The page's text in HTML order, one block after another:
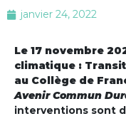
janvier 24, 2022
Le 17 novembre
climatique :
au Collège de
Avenir Commun
interventions sont